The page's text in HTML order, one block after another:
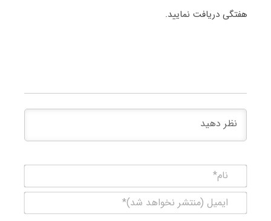
هفتگی دریافت نمایید.
(منتشر